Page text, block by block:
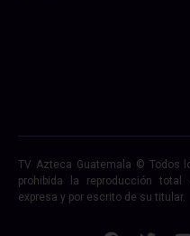
TV Azteca Guatemala © Todos
prohibida la reproducción
expresa y por escrito de su titular.